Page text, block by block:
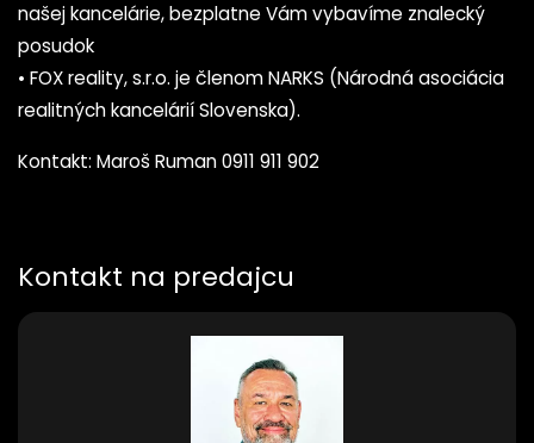
našej kancelárie, bezplatne Vám vybavíme znalecký
posudok
• FOX reality, s.r.o. je členom NARKS (Národná asociácia
realitných kancelárií Slovenska).
Kontakt: Maroš Ruman 0911 911 902
Kontakt na predajcu